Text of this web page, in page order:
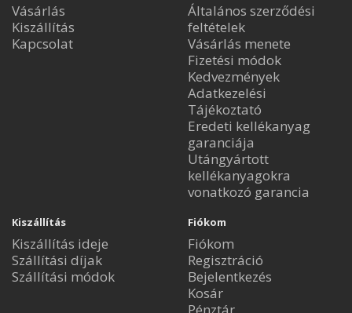
Vásárlás
Kiszállítás
Kapcsolat
Általános szerződési
feltételek
Vásárlás menete
Fizetési módok
Kedvezmények
Adatkezelési
Tájékoztató
Eredeti kellékanyag
garanciája
Utángyártott
kellékanyagokra
vonatkozó garancia
Kiszállítás
Kiszállítás ideje
Szállítási díjak
Szállítási módok
Fiókom
Fiókom
Regisztráció
Bejelentkezés
Kosár